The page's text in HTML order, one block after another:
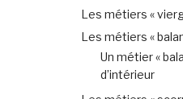
Les métiers «
Les métiers «
Un métier «
d’intérieur